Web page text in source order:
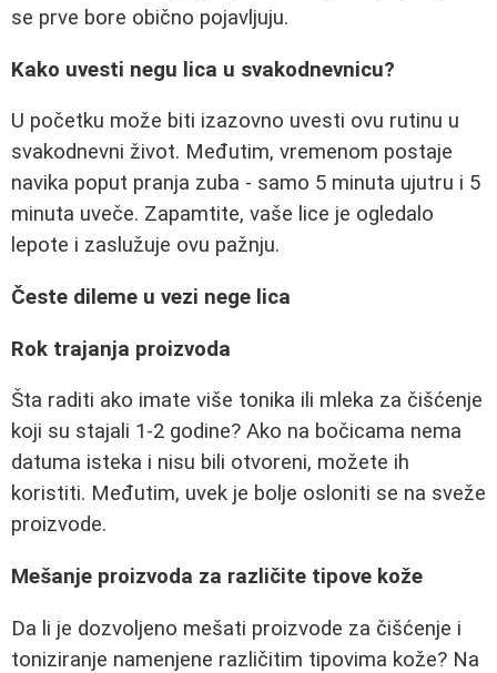
se prve bore obično pojavljuju.
Kako uvesti negu lica u svakodnevnicu?
U početku može biti izazovno uvesti ovu rutinu u
svakodnevni život. Međutim, vremenom postaje
navika poput pranja zuba - samo 5 minuta ujutru i 5
minuta uveče. Zapamtite, vaše lice je ogledalo
lepote i zaslužuje ovu pažnju.
Česte dileme u vezi nege lica
Rok trajanja proizvoda
Šta raditi ako imate više tonika ili mleka za čišćenje
koji su stajali 1-2 godine? Ako na bočicama nema
datuma isteka i nisu bili otvoreni, možete ih
koristiti. Međutim, uvek je bolje osloniti se na sveže
proizvode.
Mešanje proizvoda za različite tipove kože
Da li je dozvoljeno mešati proizvode za čišćenje i
toniziranje namenjene različitim tipovima kože? Na